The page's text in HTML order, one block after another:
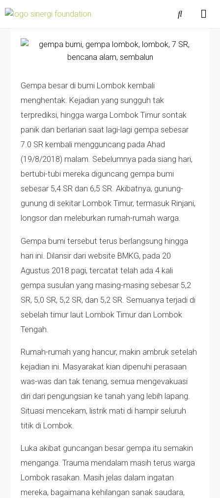
Gempa besar di bumi Lombok kembali
menghentak. Kejadian yang sungguh tak
terprediksi, hingga warga Lombok Timur sontak
panik dan berlarian saat lagi-lagi gempa sebesar
7.0 SR kembali mengguncang pada Ahad
(19/8/2018) malam. Sebelumnya pada siang hari,
bertubi-tubi mereka diguncang gempa bumi
sebesar 5,4 SR dan 6,5 SR. Akibatnya, gunung-
gunung di sekitar Lombok Timur, termasuk Rinjani,
longsor dan meleburkan rumah-rumah warga.
Gempa bumi tersebut terus berlangsung hingga
hari ini. Dilansir dari website BMKG, pada 20
Agustus 2018 pagi, tercatat telah ada 4 kali
gempa susulan yang masing-masing sebesar 5,2
SR, 5,0 SR, 5,2 SR, dan 5,2 SR. Semuanya terjadi di
sebelah timur laut Lombok Timur dan Lombok
Tengah.
Rumah-rumah yang hancur, makin ambruk setelah
kejadian ini. Masyarakat kian dipenuhi perasaan
was-was dan tak tenang, semua mengevakuasi
diri dari pengungsian ke tanah yang lebih lapang.
Situasi mencekam, listrik mati di hampir seluruh
titik di Lombok.
Luka akibat guncangan besar gempa itu semakin
menganga. Trauma mendalam masih terus warga
Lombok rasakan. Masih jelas dalam ingatan
mereka, bagaimana kehilangan sanak saudara,